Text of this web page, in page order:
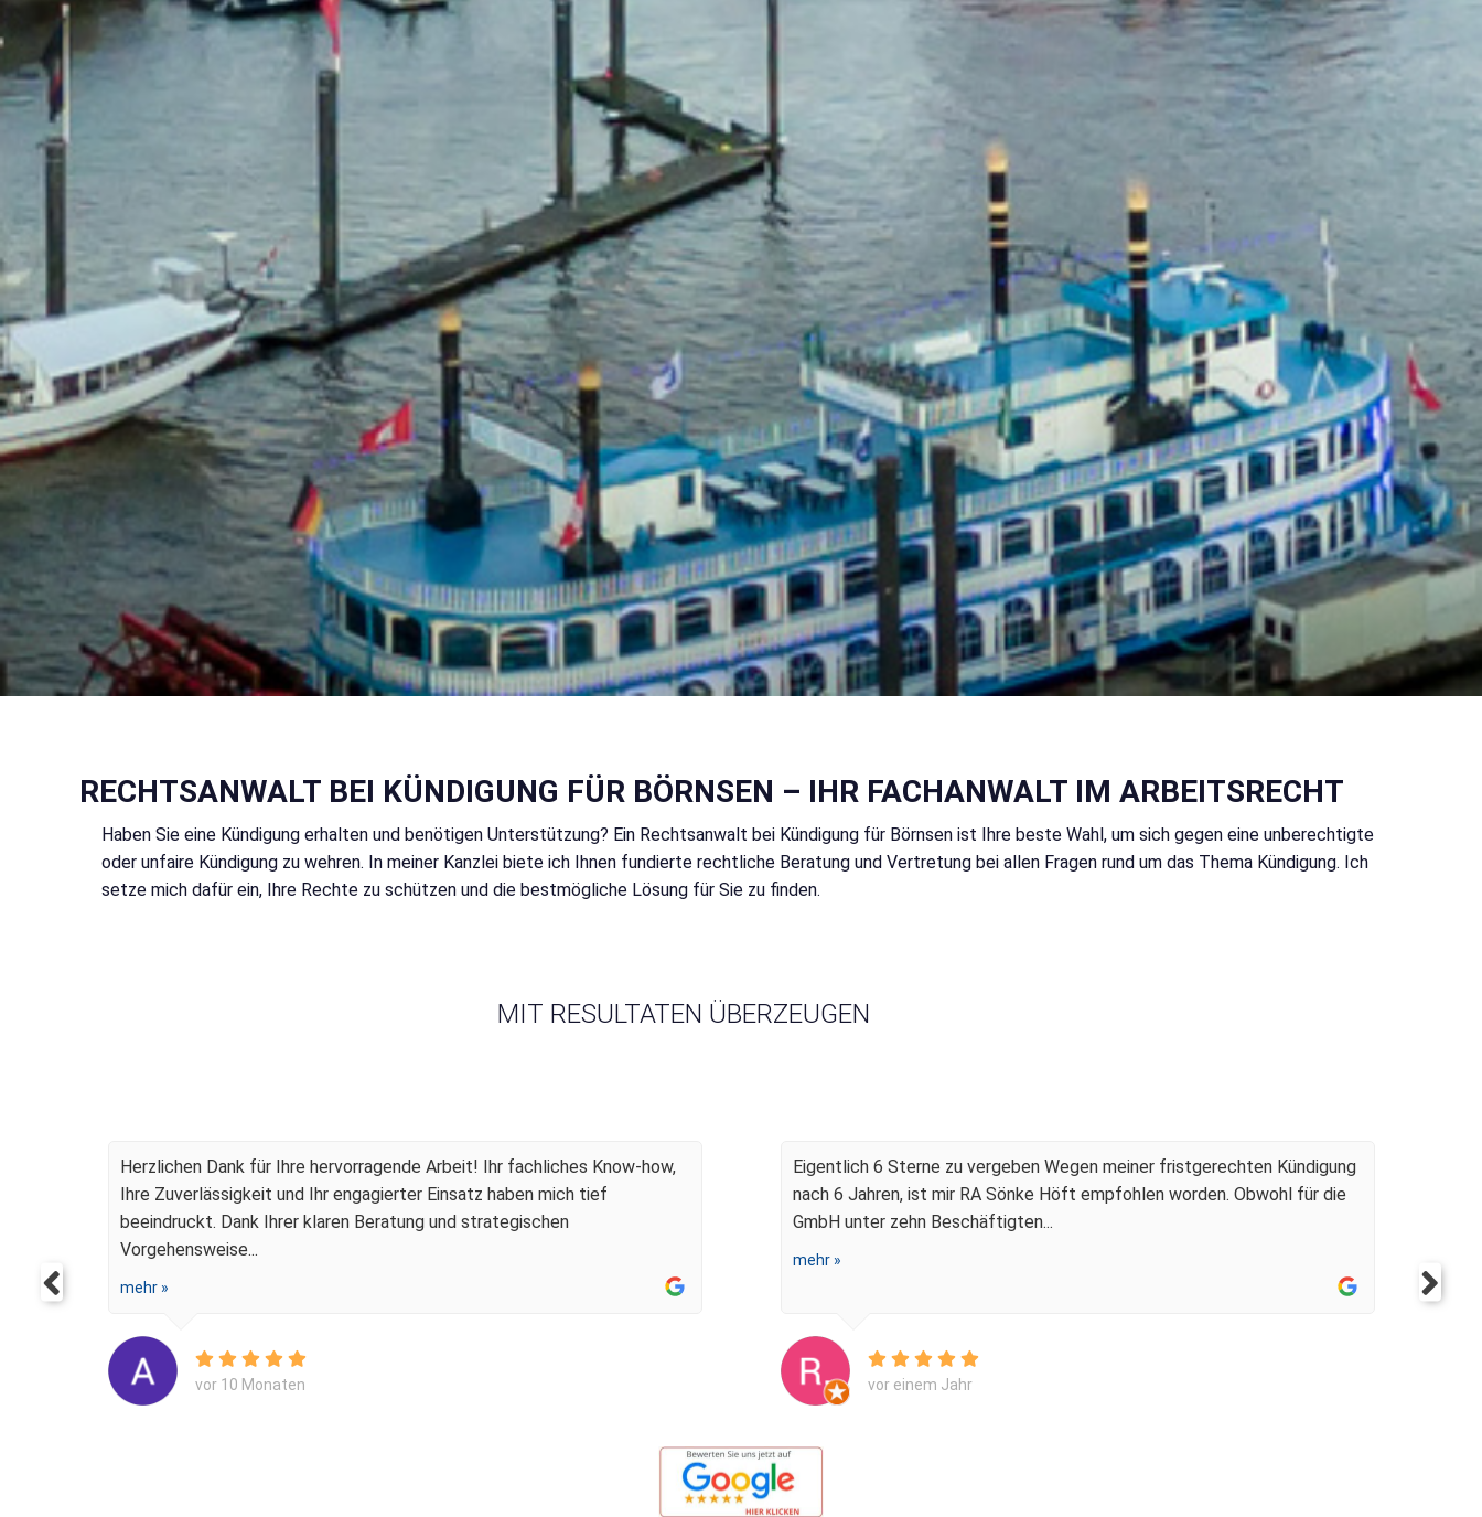
RECHTSANWALT BEI KÜNDIGUNG FÜR BÖRNSEN – IHR FACHANWALT IM ARBEITSRECHT
Haben Sie eine Kündigung erhalten und benötigen Unterstützung? Ein Rechtsanwalt bei Kündigung für Börnsen ist Ihre beste Wahl, um sich gegen eine unberechtigte
oder unfaire Kündigung zu wehren. In meiner Kanzlei biete ich Ihnen fundierte rechtliche Beratung und Vertretung bei allen Fragen rund um das Thema Kündigung. Ich
setze mich dafür ein, Ihre Rechte zu schützen und die bestmögliche Lösung für Sie zu finden.
MIT RESULTATEN ÜBERZEUGEN
Herzlichen Dank für Ihre hervorragende Arbeit! Ihr fachliches Know-how,
Ihre Zuverlässigkeit und Ihr engagierter Einsatz haben mich tief
beeindruckt. Dank Ihrer klaren Beratung und strategischen
Vorgehensweise...
mehr »
vor 10 Monaten
Eigentlich 6 Sterne zu vergeben Wegen meiner fristgerechten Kündigung
nach 6 Jahren, ist mir RA Sönke Höft empfohlen worden. Obwohl für die
GmbH unter zehn Beschäftigten...
mehr »
vor einem Jahr